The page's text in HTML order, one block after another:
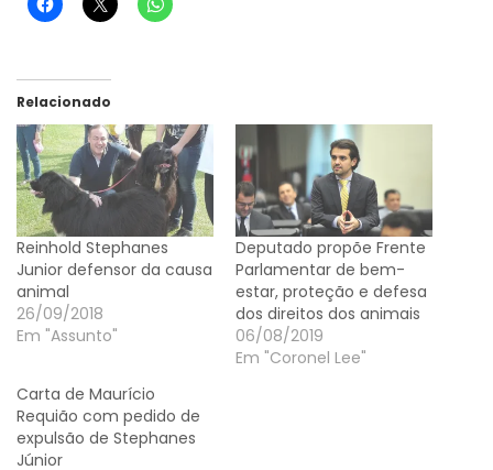
Relacionado
Reinhold Stephanes
Junior defensor da causa
animal
26/09/2018
Em "Assunto"
Deputado propõe Frente
Parlamentar de bem-
estar, proteção e defesa
dos direitos dos animais
06/08/2019
Em "Coronel Lee"
Carta de Maurício
Requião com pedido de
expulsão de Stephanes
Júnior